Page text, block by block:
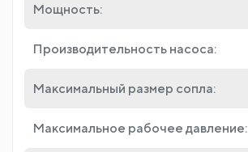
Мощность:
Производительность насоса:
Максимальный размер сопла:
Максимальное рабочее давление: